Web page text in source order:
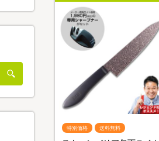
特別価格 送料無料